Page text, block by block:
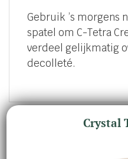
Gebruik ’s morgens
spatel om C-Tetra
verdeel gelijkmatig
decolleté.
Crystal